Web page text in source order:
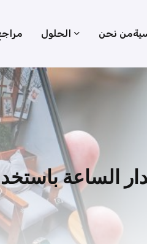
من نحن الحلول
الساعة